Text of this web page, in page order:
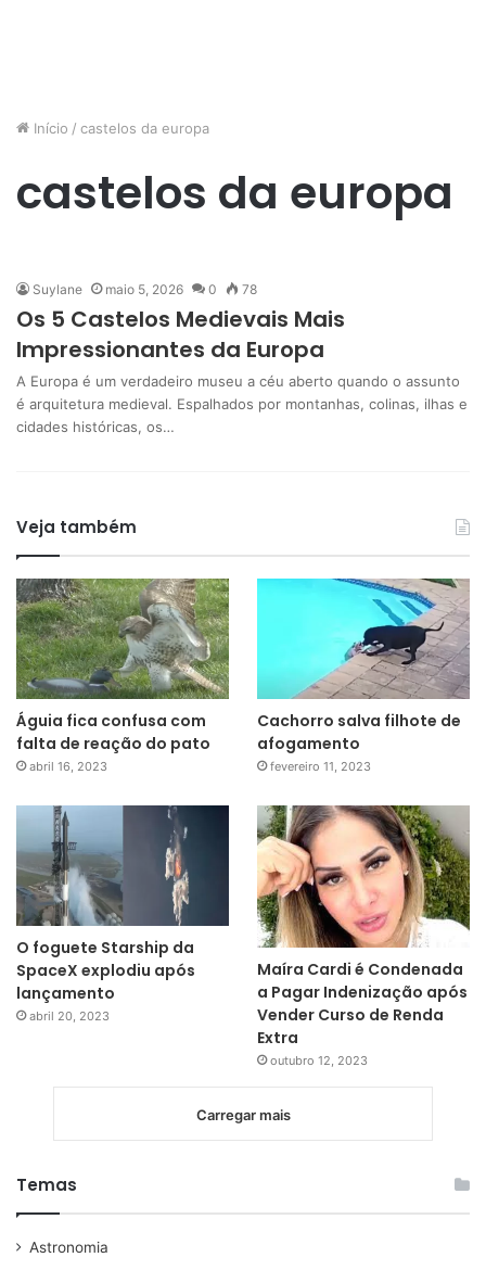
Início / castelos da europa
castelos da europa
Suylane maio 5, 2026 0 78
Os 5 Castelos Medievais Mais
Impressionantes da Europa
A Europa é um verdadeiro museu a céu aberto quando o assunto
é arquitetura medieval. Espalhados por montanhas, colinas, ilhas e
cidades históricas, os…
Veja também
Águia fica confusa com
falta de reação do pato
abril 16, 2023
Cachorro salva filhote de
afogamento
fevereiro 11, 2023
O foguete Starship da
SpaceX explodiu após
lançamento
abril 20, 2023
Maíra Cardi é Condenada
a Pagar Indenização após
Vender Curso de Renda
Extra
outubro 12, 2023
Carregar mais
Temas
Astronomia